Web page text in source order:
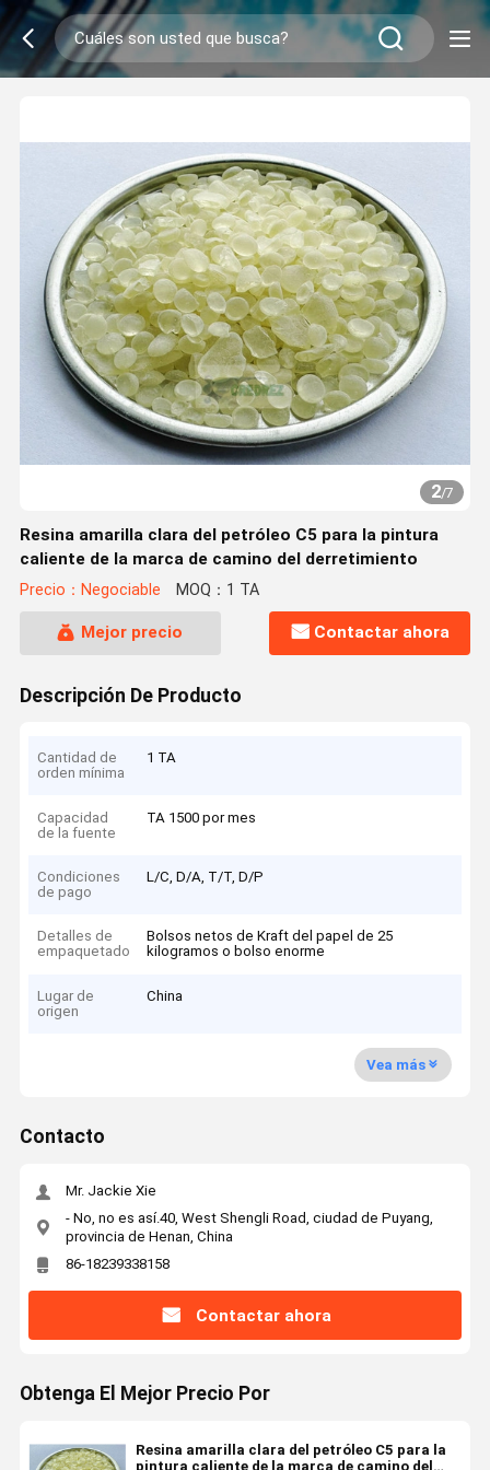
2/7
Resina amarilla clara del petróleo C5 para la pintura
caliente de la marca de camino del derretimiento
Precio：Negociable MOQ：1 TA
Mejor precio Contactar ahora
Descripción De Producto
Cantidad de
orden mínima
1 TA
Capacidad
de la fuente
TA 1500 por mes
Condiciones
de pago
L/C, D/A, T/T, D/P
Detalles de
empaquetado
Bolsos netos de Kraft del papel de 25
kilogramos o bolso enorme
Lugar de
origen
China
Vea más
Contacto
Mr. Jackie Xie
- No, no es así.40, West Shengli Road, ciudad de Puyang,
provincia de Henan, China
86-18239338158
Contactar ahora
Obtenga El Mejor Precio Por
Resina amarilla clara del petróleo C5 para la
pintura caliente de la marca de camino del